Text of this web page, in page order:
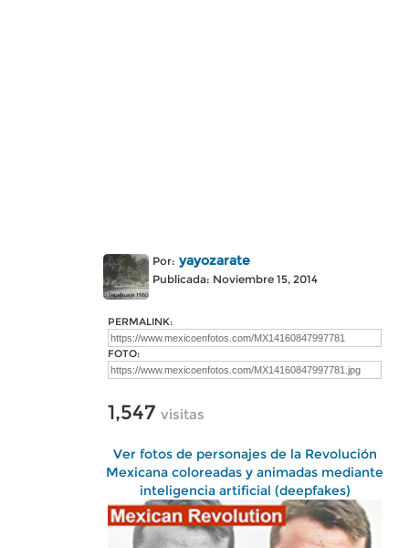
Por: yayozarate
Publicada: Noviembre 15, 2014
PERMALINK:
FOTO:
1,547 visitas
Ver fotos de personajes de la Revolución
Mexicana coloreadas y animadas mediante
inteligencia artificial (deepfakes)